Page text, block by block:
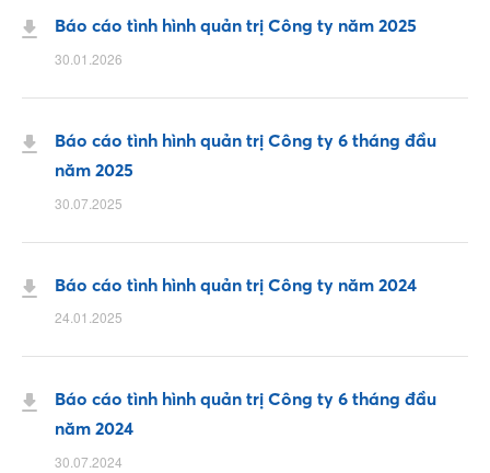
Báo cáo tình hình quản trị Công ty năm 2025
30.01.2026
Báo cáo tình hình quản trị Công ty 6 tháng đầu
năm 2025
30.07.2025
Báo cáo tình hình quản trị Công ty năm 2024
24.01.2025
Báo cáo tình hình quản trị Công ty 6 tháng đầu
năm 2024
30.07.2024